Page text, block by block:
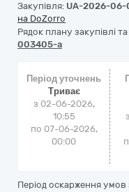
Закупівля: UA-2026-
на DoZorro
Рядок плану закупівлі
003405-a
Період уточнень
Триває
з 02-06-2026,
10:55
по 07-06-2026,
00:00
Період оскарження умов